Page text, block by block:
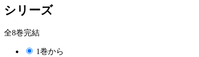
シリーズ
全8巻完結
1巻から